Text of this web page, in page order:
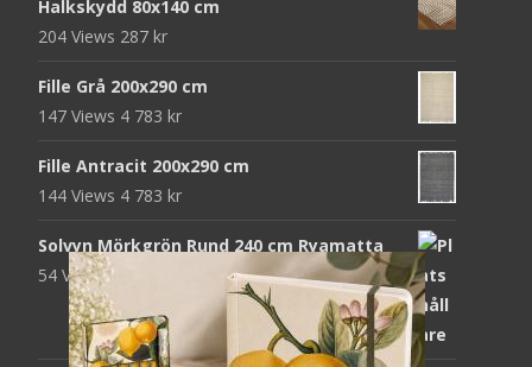
Halkskydd 80x140 cm
204 Views 287 kr
Fille Grå 200x290 cm
147 Views 4 783 kr
Fille Antracit 200x290 cm
144 Views 4 783 kr
Solvyn Mörkgrön Rund 240 cm Ryamatta
54 Views1 871